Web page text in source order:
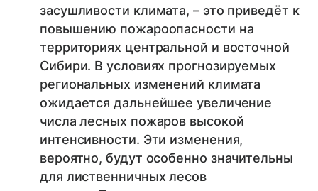
засушливости климата, – это приведёт к
повышению пожароопасности на
территориях центральной и восточной
Сибири. В условиях прогнозируемых
региональных изменений климата
ожидается дальнейшее увеличение
числа лесных пожаров высокой
интенсивности. Эти изменения,
вероятно, будут особенно значительны
для лиственничных лесов